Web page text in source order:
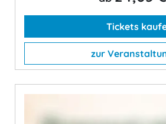
Tickets
zur